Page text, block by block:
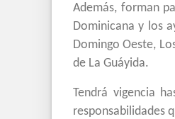
Además, forman
Dominicana y los
Domingo Oeste,
de La Guáyida.
Tendrá vigencia
responsabilidades